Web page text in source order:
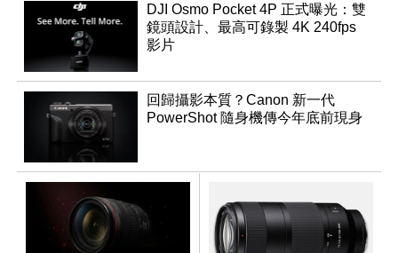
DJI Osmo Pocket 4P 正式曝光：雙
鏡頭設計、最高可錄製 4K 240fps
影片
回歸攝影本質？Canon 新一代
PowerShot 隨身機傳今年底前現身